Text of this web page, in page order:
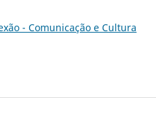
- Comunicação e Cultura